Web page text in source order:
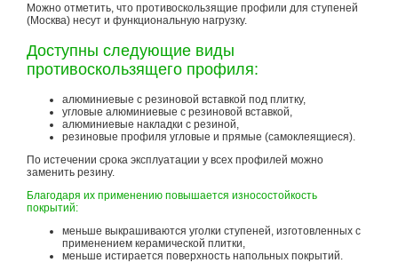
Можно отметить, что противоскользящие профили для ступеней
(Москва) несут и функциональную нагрузку.
Доступны следующие виды
противоскользящего профиля:
алюминиевые с резиновой вставкой под плитку,
угловые алюминиевые с резиновой вставкой,
алюминиевые накладки с резиной,
резиновые профиля угловые и прямые (самоклеящиеся).
По истечении срока эксплуатации у всех профилей можно
заменить резину.
Благодаря их применению повышается износостойкость
покрытий:
меньше выкрашиваются уголки ступеней, изготовленных с
применением керамической плитки,
меньше истирается поверхность напольных покрытий.